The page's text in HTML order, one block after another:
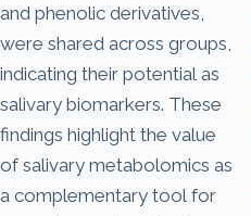
and phenolic derivatives,
were shared across groups,
indicating their potential as
salivary biomarkers. These
findings highlight the value
of salivary metabolomics as
a complementary tool for